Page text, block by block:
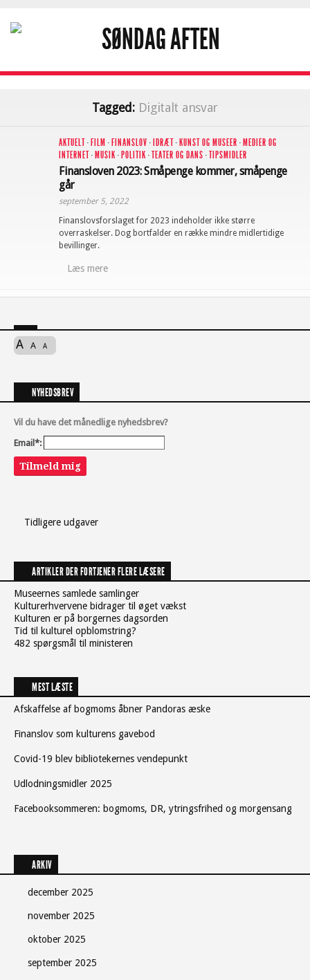
Tagged: Digitalt ansvar
AKTUELT· FILM · FINANSLOV · IDRÆT· KUNST OG MUSEER · MEDIER OG
INTERNET· MUSIK · POLITIK ·TEATER OG DANS ·TIPSMIDLER
Finansloven 2023: Småpenge kommer, småpenge
går
september 5, 2022
Finanslovsforslaget for 2023 indeholder ikke større
overraskelser. Dog bortfalder en række mindre midlertidige
bevillinger.
Læs mere
A A A
NYHEDSBREV
Vil du have det månedlige nyhedsbrev?
Email*:
Tilmeld mig
Tidligere udgaver
ARTIKLER DER FORTJENER FLERE LÆSERE
Museernes samlede samlinger
Kulturerhvervene bidrager til øget vækst
Kulturen er på borgernes dagsorden
Tid til kulturel opblomstring?
482 spørgsmål til ministeren
MEST LÆSTE
Afskaffelse af bogmoms åbner Pandoras æske
Finanslov som kulturens gavebod
Covid-19 blev bibliotekernes vendepunkt
Udlodningsmidler 2025
Facebooksommeren: bogmoms, DR, ytringsfrihed og morgensang
ARKIV
december 2025
november 2025
oktober 2025
september 2025